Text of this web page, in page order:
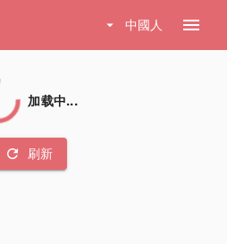
arrow_drop_down 中國人 menu
加载中...
refresh 刷新